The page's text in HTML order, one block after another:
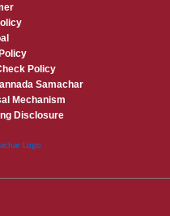
Policy
Samachar
Mechanism
Disclosure